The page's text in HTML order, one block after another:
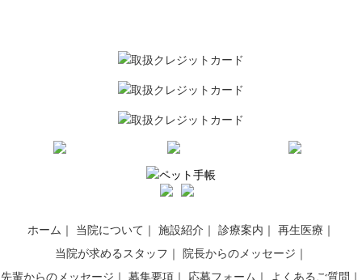
ホーム 当院について 施設紹介 診療案内
再生医療
当院が求めるスタッフ
院長からのメッセージ
先輩からのメッセージ
募集要項 応募フォーム よくあるご質問